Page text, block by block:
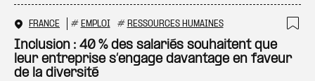
FRANCE # EMPLOI # RESSOURCES HUMAINES
Inclusion : 40 % des salariés souhaitent que
leur entreprise s’engage davantage en faveur
de la diversité